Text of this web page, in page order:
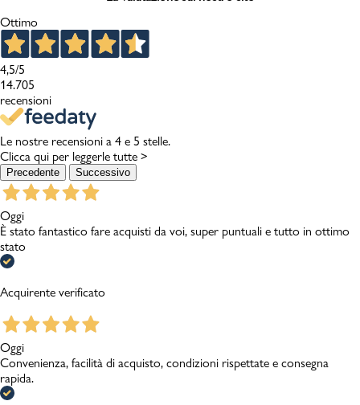
Ottimo
4,5/5
14.705
recensioni
Le nostre recensioni a 4 e 5 stelle.
Clicca qui per leggerle tutte >
Precedente Successivo
Oggi
È stato fantastico fare acquisti da voi, super puntuali e tutto in ottimo
stato
Acquirente verificato
Oggi
Convenienza, facilità di acquisto, condizioni rispettate e consegna
rapida.